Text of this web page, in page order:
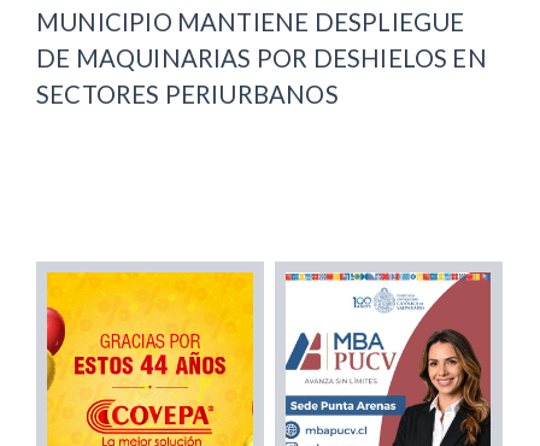
MUNICIPIO MANTIENE DESPLIEGUE
DE MAQUINARIAS POR DESHIELOS EN
SECTORES PERIURBANOS